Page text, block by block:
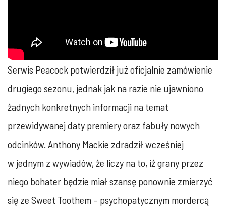
Serwis Peacock potwierdził już oficjalnie zamówienie
drugiego sezonu, jednak jak na razie nie ujawniono
żadnych konkretnych informacji na temat
przewidywanej daty premiery oraz fabuły nowych
odcinków. Anthony Mackie zdradził wcześniej
w jednym z wywiadów, że liczy na to, iż grany przez
niego bohater będzie miał szansę ponownie zmierzyć
się ze Sweet Toothem – psychopatycznym mordercą